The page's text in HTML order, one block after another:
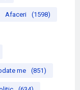
Afaceri (1598)
me (851)